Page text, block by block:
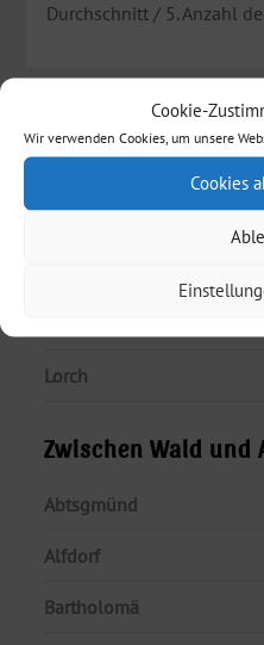
Cookie-
Wir verwenden Cookies, um unsere
Cookies
Durchschnitt / 5. Anzahl
Schauorte am Fluß
Lorch
Zwischen Wald und
Abtsgmünd
Alfdorf
Bartholomä